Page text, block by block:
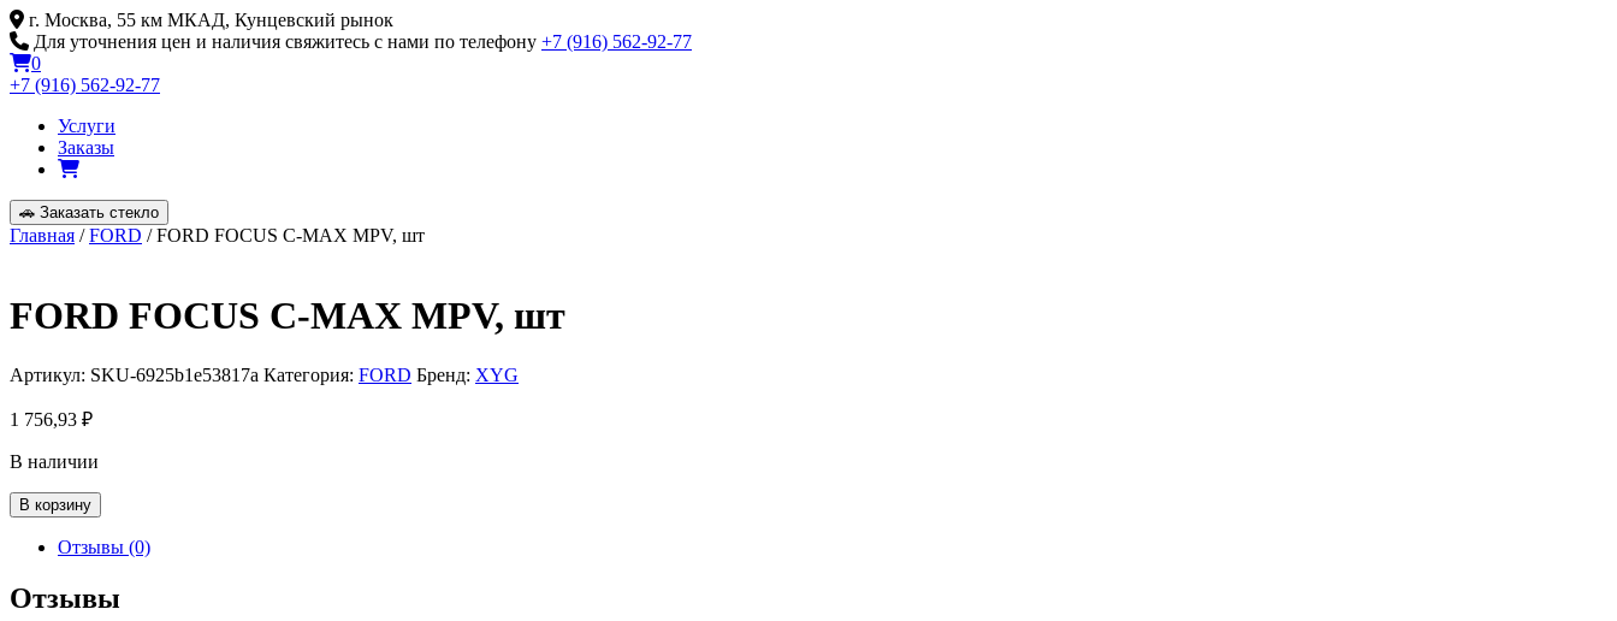
Skip
to
content
г. Москва, 55 км МКАД, Кунцевский рынок
Для уточнения цен и наличия свяжитесь с нами по телефону +7 (916) 562-92-77
0
+7 (916) 562-92-77
Услуги
Заказы
🚗 Заказать стекло
Главная /FORD / FORD FOCUS C-MAX MPV, шт
FORD FOCUS C-MAX MPV, шт
Артикул: SKU-6925b1e53817a Категория: FORD Бренд: XYG
1 756,93 ₽
В наличии
Количество
товара
FORD
C-
MAX
В корзину
Отзывы (0)
Отзывы